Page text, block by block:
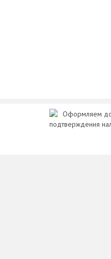
Оформляем
подтверждения